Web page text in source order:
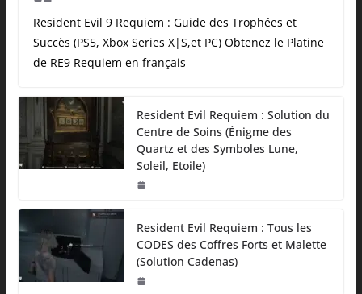
Resident Evil 9 Requiem : Guide des Trophées et
Succès (PS5, Xbox Series X|S,et PC) Obtenez le Platine
de RE9 Requiem en français
Resident Evil Requiem : Solution du
Centre de Soins (Énigme des
Quartz et des Symboles Lune,
Soleil, Etoile)
Resident Evil Requiem : Tous les
CODES des Coffres Forts et Malette
(Solution Cadenas)